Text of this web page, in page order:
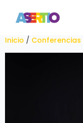
Inicio / Conferencias